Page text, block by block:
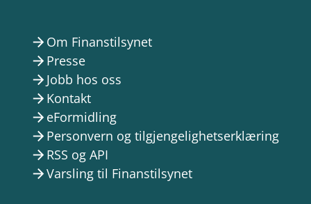
arrow_forward Om Finanstilsynet
arrow_forward Presse
arrow_forward Jobb hos oss
arrow_forward Kontakt
arrow_forward eFormidling
arrow_forward Personvern og tilgjengelighetserklæring
arrow_forward RSS og API
arrow_forwardVarsling til Finanstilsynet